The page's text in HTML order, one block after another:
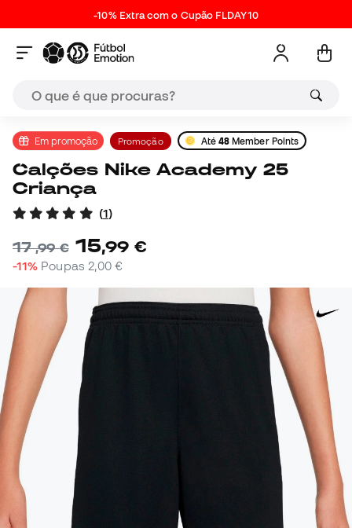
-10% Extra com o Cupão FLDAY10
Em promoção Promoção Até 48 Member Points
Calções Nike Academy 25
Criança
(1)
17,99 € 15,99 €
-11% Poupas 2,00 €